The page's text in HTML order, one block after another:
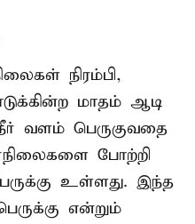
நிரம்பி,
மாதம் ஆடி
வளம் பெருகுவதை
போற்றி
உள்ளது. இந்த
என்றும்